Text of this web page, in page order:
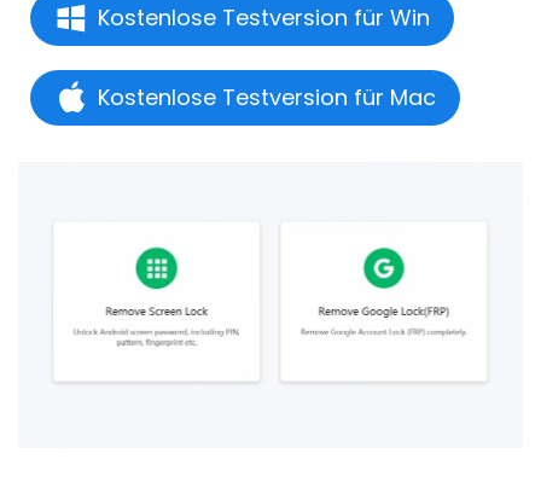
Kostenlose Testversion für Win
Kostenlose Testversion für Mac